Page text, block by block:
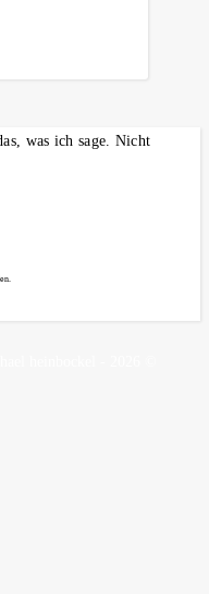
was ich sage. Nicht